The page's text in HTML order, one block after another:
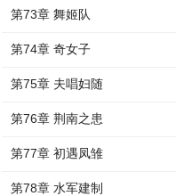
第73章 舞姬队
第74章 奇女子
第75章 夫唱妇随
第76章 荆南之患
第77章 初遇凤雏
第78章 水军建制